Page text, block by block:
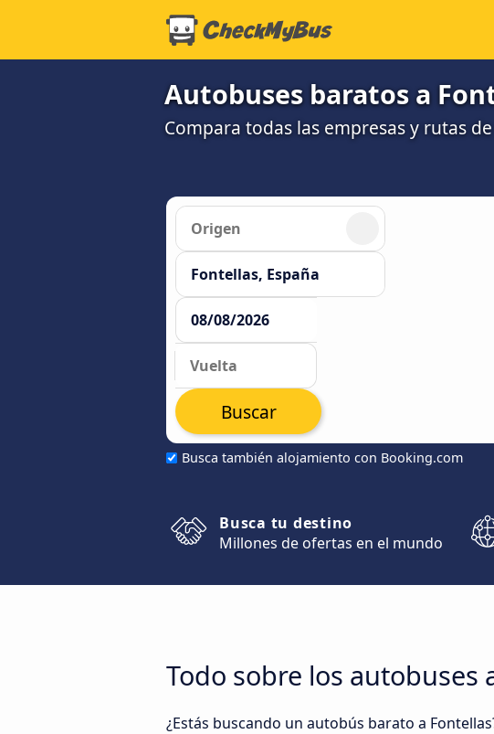
Autobuses baratos a
Compara todas las empresas y rutas
Busca también alojamiento con Booking.com
Buscar
Busca tu destino
Millones de ofertas en el mundo
Todo sobre los autobuses
¿Estás buscando un autobús barato a